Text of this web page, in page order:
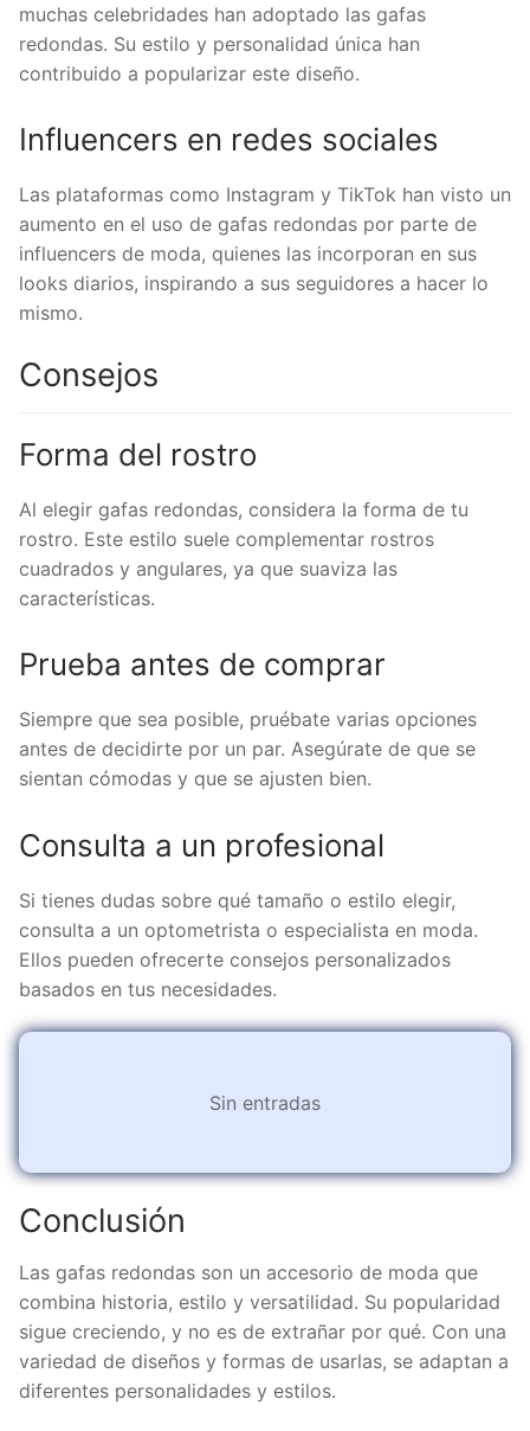
muchas celebridades han adoptado las gafas
redondas. Su estilo y personalidad única han
contribuido a popularizar este diseño.
Influencers en redes sociales
Las plataformas como Instagram y TikTok han visto un
aumento en el uso de gafas redondas por parte de
influencers de moda, quienes las incorporan en sus
looks diarios, inspirando a sus seguidores a hacer lo
mismo.
Consejos
Forma del rostro
Al elegir gafas redondas, considera la forma de tu
rostro. Este estilo suele complementar rostros
cuadrados y angulares, ya que suaviza las
características.
Prueba antes de comprar
Siempre que sea posible, pruébate varias opciones
antes de decidirte por un par. Asegúrate de que se
sientan cómodas y que se ajusten bien.
Consulta a un profesional
Si tienes dudas sobre qué tamaño o estilo elegir,
consulta a un optometrista o especialista en moda.
Ellos pueden ofrecerte consejos personalizados
basados en tus necesidades.
Sin entradas
Conclusión
Las gafas redondas son un accesorio de moda que
combina historia, estilo y versatilidad. Su popularidad
sigue creciendo, y no es de extrañar por qué. Con una
variedad de diseños y formas de usarlas, se adaptan a
diferentes personalidades y estilos.